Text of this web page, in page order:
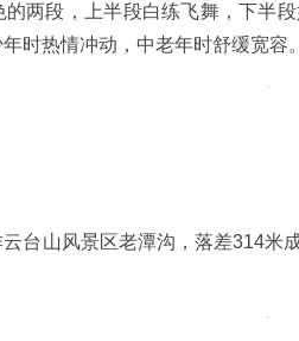
的两段，上半段白练飞舞，下半
时热情冲动，中老年时舒缓宽容。
台山风景区老潭沟，落差314米